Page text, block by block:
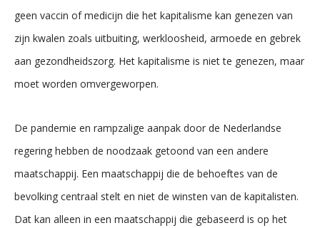
geen vaccin of medicijn die het kapitalisme kan genezen van
zijn kwalen zoals uitbuiting, werkloosheid, armoede en gebrek
aan gezondheidszorg. Het kapitalisme is niet te genezen, maar
moet worden omvergeworpen.
De pandemie en rampzalige aanpak door de Nederlandse
regering hebben de noodzaak getoond van een andere
maatschappij. Een maatschappij die de behoeftes van de
bevolking centraal stelt en niet de winsten van de kapitalisten.
Dat kan alleen in een maatschappij die gebaseerd is op het